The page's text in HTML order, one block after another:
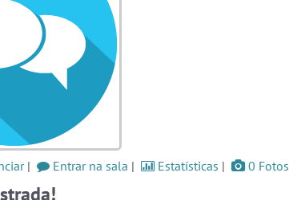
#Zoom
#LoveHits
#WordPlay
Ver todas as salas
de
🛍 Crie seu Chat e Rádio 📻
| Entrar na sala | Estatísticas | 0 Fotos